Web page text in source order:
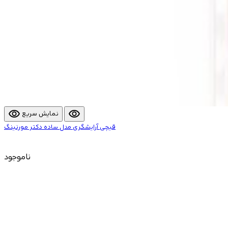
visibility نمایش سریع visibility
قیچی آرایشگری مدل ساده دکتر مورنینگ
ناموجود